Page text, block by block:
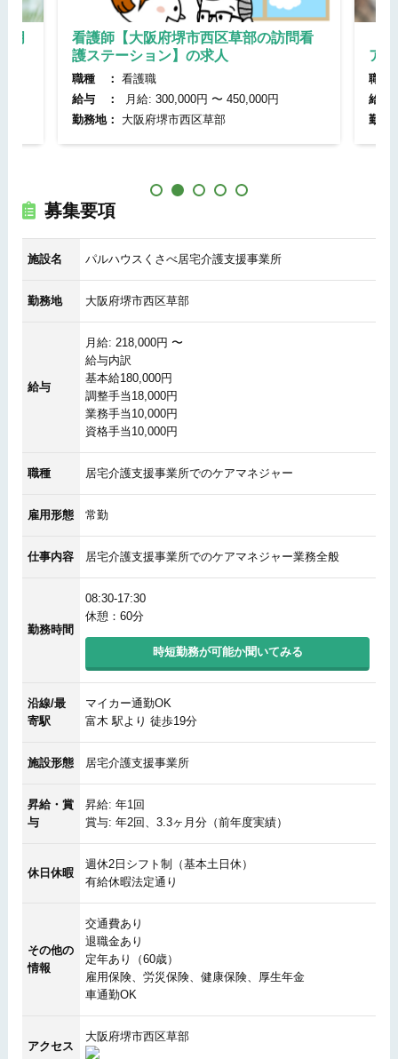
月
看護師【大阪府堺市西区草部の訪問看
護ステーション】の求人
職種 ： 看護職
給与 ：
月給: 300,000円 〜 450,000円
勤務地：
大阪府堺市西区草部
ア
職
給
勤務
募集要項
施設名 パルハウスくさべ居宅介護支援事業所
勤務地 大阪府堺市西区草部
給与
月給: 218,000円 〜
給与内訳
基本給180,000円
調整手当18,000円
業務手当10,000円
資格手当10,000円
職種 居宅介護支援事業所でのケアマネジャー
雇用形態 常勤
仕事内容 居宅介護支援事業所でのケアマネジャー業務全般
勤務時間
08:30-17:30
休憩：60分
時短勤務が可能か聞いてみる
沿線/最
寄駅
マイカー通勤OK
富木 駅より 徒歩19分
施設形態 居宅介護支援事業所
昇給・賞
与
昇給: 年1回
賞与: 年2回、3.3ヶ月分（前年度実績）
休日休暇
週休2日シフト制（基本土日休）
有給休暇法定通り
その他の
情報
交通費あり
退職金あり
定年あり（60歳）
雇用保険、労災保険、健康保険、厚生年金
車通勤OK
アクセス
大阪府堺市西区草部